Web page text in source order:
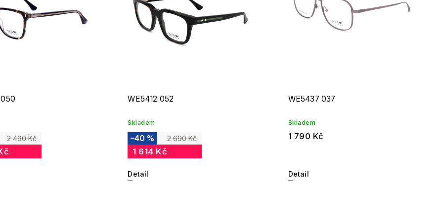
2 490 Kč
WE5412 052
Skladem
2 690 Kč
–40 %
1 614 Kč
Detail
WE5437 037
Skladem
1 790 Kč
Detail